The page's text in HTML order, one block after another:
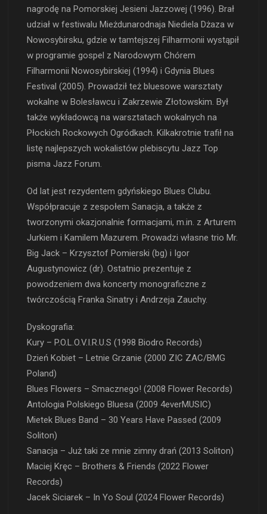
nagrodę na Pomorskiej Jesieni Jazzowej (1996). Brał
udział w festiwalu Mieżdunarodnaja Niediela Dżaza w
Nowosybirsku, gdzie w tamtejszej Filharmonii wystąpił
w programie gospel z Narodowym Chórem
Filharmonii Nowosybirskiej (1994) i Gdynia Blues
Festival (2005). Prowadził też bluesowe warsztaty
wokalne w Bolesławcu i Zakrzewie Złotowskim. Był
także wykładowcą na warsztatach wokalnych na
Płockich Rockowych Ogródkach. Kilkakrotnie trafił na
listę najlepszych wokalistów plebiscytu Jazz Top
pisma Jazz Forum.
Od lat jest rezydentem gdyńskiego Blues Clubu.
Współpracuje z zespołem Sanacja, a także z
tworzonymi okazjonalnie formacjami, m.in. z Arturem
Jurkiem i Kamilem Mazurem. Prowadzi własne trio Mr.
Big Jack – Krzysztof Pomierski (bg) i Igor
Augustynowicz (dr). Ostatnio prezentuje z
powodzeniem dwa koncerty monograficzne z
twórczością Franka Sinatry i Andrzeja Zauchy.
Dyskografia:
Kury – P.O.L.O.V.I.R.U.S (1998 Biodro Records)
Dzień Kobiet – Letnie Grzanie (2000 ZIC ZAC/BMG
Poland)
Blues Flowers – Smacznego! (2008 Flower Records)
Antologia Polskiego Bluesa (2009 4everMUSIC)
Mietek Blues Band – 30 Years Have Passed (2009
Soliton)
Sanacja – Już taki ze mnie zimny drań (2013 Soliton)
Maciej Kręc – Brothers & Friends (2022 Flower
Records)
Jacek Siciarek – In Yo Soul (2024 Flower Records)